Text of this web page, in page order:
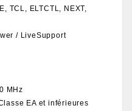
TCL, ELTCTL, NEXT,
/ LiveSupport
MHz
EA et inférieures